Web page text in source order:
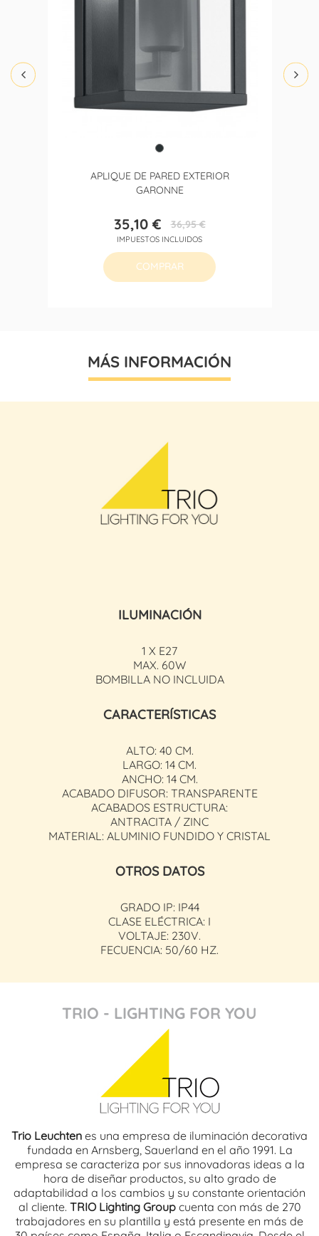
APLIQUE DE PARED EXTERIOR
GARONNE
Precio
35,10 €Precio
base
36,95 €
IMPUESTOS INCLUIDOS
COMPRAR
MÁS INFORMACIÓN
ILUMINACIÓN
1 X E27
MAX. 60W
BOMBILLA NO INCLUIDA
CARACTERÍSTICAS
ALTO: 40 CM.
LARGO: 14 CM.
ANCHO: 14 CM.
ACABADO DIFUSOR: TRANSPARENTE
ACABADOS ESTRUCTURA:
ANTRACITA / ZINC
MATERIAL: ALUMINIO FUNDIDO Y CRISTAL
OTROS DATOS
GRADO IP: IP44
CLASE ELÉCTRICA: I
VOLTAJE: 230V.
FECUENCIA: 50/60 HZ.
TRIO - LIGHTING FOR YOU
Trio Leuchten es una empresa de iluminación decorativa
fundada en Arnsberg, Sauerland en el año 1991. La
empresa se caracteriza por sus innovadoras ideas a la
hora de diseñar productos, su alto grado de
adaptabilidad a los cambios y su constante orientación
al cliente. TRIO Lighting Groupcuenta con más de 270
trabajadores en su plantilla y está presente en más de